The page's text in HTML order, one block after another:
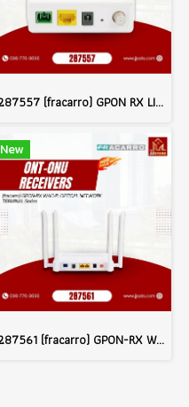
287557 (fracarro) GPON RX LITE TV OPTICAL NETWORK TERMINAL Series
New
287561 (fracarro) GPON-RX WAC-P OPTICAL NETWORK TERMINAL Series